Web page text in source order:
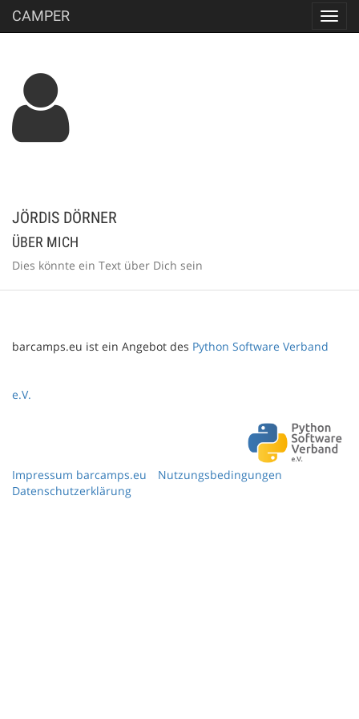
CAMPER
JÖRDIS DÖRNER
ÜBER MICH
Dies könnte ein Text über Dich sein
barcamps.eu ist ein Angebot des Python Software Verband
e.V.
Impressum barcamps.eu
Nutzungsbedingungen
Datenschutzerklärung